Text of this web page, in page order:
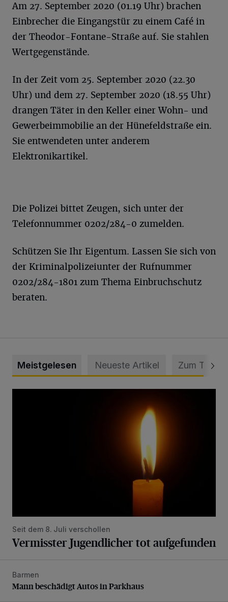
Am 27. September 2020 (01.19 Uhr) brachen
Einbrecher die Eingangstür zu einem Café in
der Theodor-Fontane-Straße auf. Sie stahlen
Wertgegenstände.
In der Zeit vom 25. September 2020 (22.30
Uhr) und dem 27. September 2020 (18.55 Uhr)
drangen Täter in den Keller einer Wohn- und
Gewerbeimmobilie an der Hünefeldstraße ein.
Sie entwendeten unter anderem
Elektronikartikel.
Die Polizei bittet Zeugen, sich unter der
Telefonnummer 0202/284-0 zumelden.
Schützen Sie Ihr Eigentum. Lassen Sie sich von
der Kriminalpolizeiunter der Rufnummer
0202/284-1801 zum Thema Einbruchschutz
beraten.
Meistgelesen Neueste Artikel Zum Thema
Seit dem 8. Juli verschollen
Vermisster Jugendlicher tot aufgefunden
Mann beschädigt Autos in Parkhaus
Barmen
Mann beschädigt Autos in Parkhaus